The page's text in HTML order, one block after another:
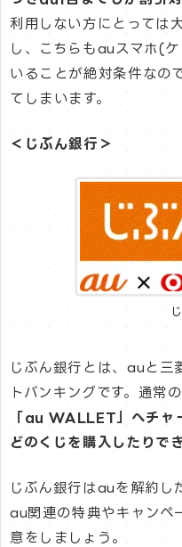
利用しない方にとっては
し、こちらもauスマホ(
いることが絶対条件なの
てしまいます。
＜じぶん銀行＞
じぶん銀行とは、auと三
トバンキングです。通常
「au WALLET」へチ
どのくじを購入したりで
じぶん銀行はauを解約し
au関連の特典やキャンペ
意をしましょう。